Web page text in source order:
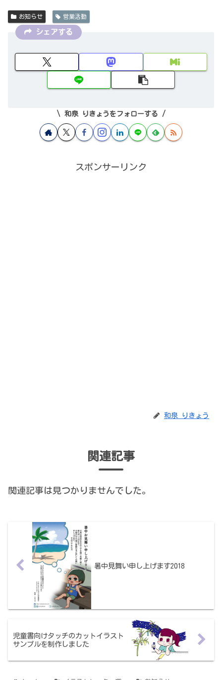
お知らせ 営業活動
シェアする
和泉 りきょうをフォローする
スポンサーリンク
和泉 りきょう
関連記事
関連記事は見つかりませんでした。
暑中見舞い申し上げます2018
児童書向けタッチのカットイラスト
サンプルを制作しました